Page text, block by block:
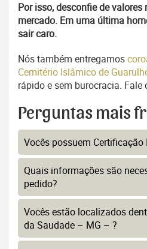
Por isso, desconfie de
mercado. Em uma última
sair caro.
Nós também entregamos
Cemitério Islâmico de
rápido e sem burocracia. Fale
Perguntas mais
Vocês possuem Certificação
Quais informações são
pedido?
Vocês estão localizados
da Saudade – MG – ?